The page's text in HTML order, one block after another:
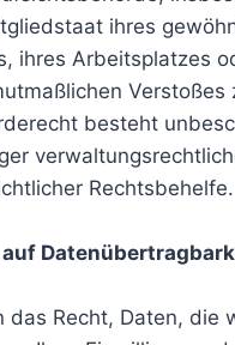
ihres
ihres Arbeitsplatzes
Verstoßes
besteht
Rechtsbehelfe.
auf
das Recht, Daten, die